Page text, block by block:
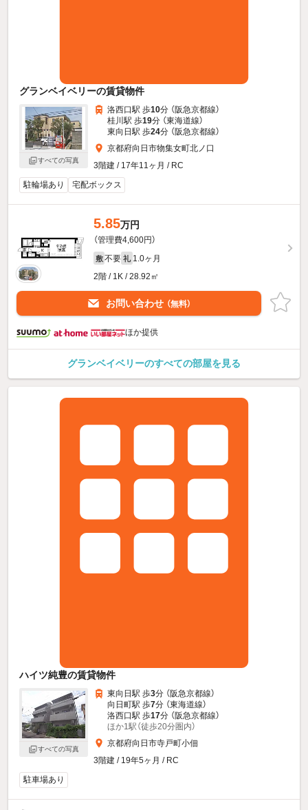
グランベイベリーの賃貸物件
すべての写真
洛西口駅 歩10分 （阪急京都線）
桂川駅 歩19分 （東海道線）
東向日駅 歩24分 （阪急京都線）
京都府向日市物集女町北ノ口
3階建 / 17年11ヶ月 / RC
駐輪場あり
宅配ボックス
5.85万円
（管理費4,600円）
敷 不要 礼 1.0ヶ月
2階 / 1K / 28.92㎡
お問い合わせ （無料）
ほか提供
グランベイベリーのすべての部屋を見る
ハイツ純豊の賃貸物件
すべての写真
東向日駅 歩3分 （阪急京都線）
向日町駅 歩7分 （東海道線）
洛西口駅 歩17分 （阪急京都線）
ほか1駅（徒歩20分圏内）
京都府向日市寺戸町小佃
3階建 / 19年5ヶ月 / RC
駐車場あり